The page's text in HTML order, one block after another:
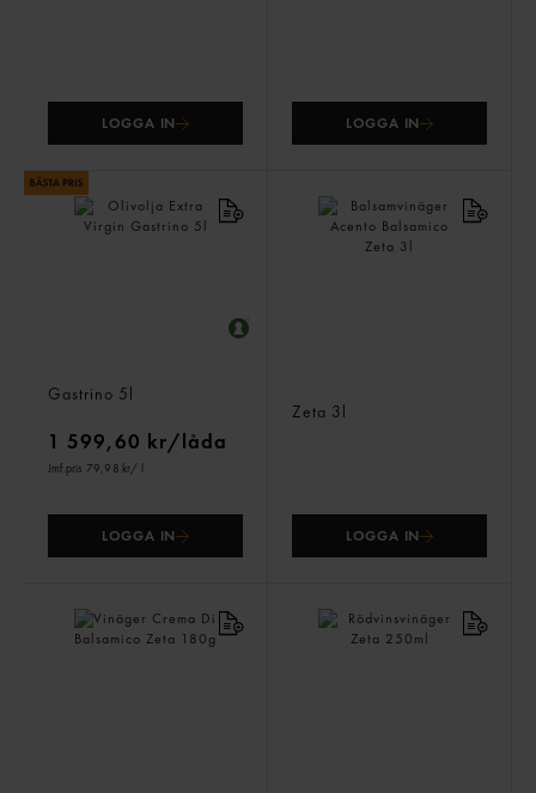
LOGGA IN LOGGA IN
Gastrino 5l
1 599,60 kr/låda
Jmf.pris 79,98 kr/ l
LOGGA IN
Zeta 3l
LOGGA IN